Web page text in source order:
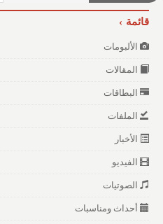
قائمة
الألبومات
المقالات
البطاقات
الملفات
الأخبار
الفيديو
الصوتيات
أحداث ومناسبات